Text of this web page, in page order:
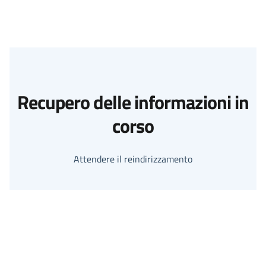
Recupero delle informazioni in
corso
Attendere il reindirizzamento